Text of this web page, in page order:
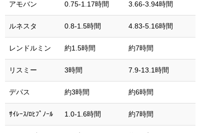
アモバン 0.75-1.17時間 3.66-3.94時間
ルネスタ 0.8-1.5時間 4.83-5.16時間
レンドルミン 約1.5時間 約7時間
リスミー 3時間 7.9-13.1時間
デパス 約3時間 約6時間
ｻｲﾚｰｽ/ﾛﾋﾌﾟﾉｰﾙ 1.0-1.6時間 約7時間